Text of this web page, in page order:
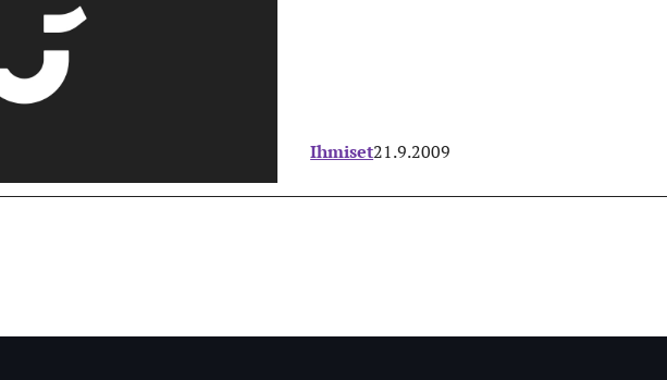
Ihmiset21.9.2009